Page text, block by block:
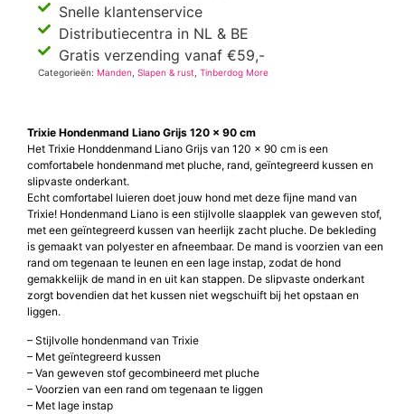
Snelle klantenservice
Distributiecentra in NL & BE
Gratis verzending vanaf €59,-
Categorieën:Manden ,Slapen & rust ,Tinberdog More
Trixie Hondenmand Liano Grijs 120 x 90 cm
Het Trixie Honddenmand Liano Grijs van 120 x 90 cm is een
comfortabele hondenmand met pluche, rand, geïntegreerd kussen en
slipvaste onderkant.
Echt comfortabel luieren doet jouw hond met deze fijne mand van
Trixie! Hondenmand Liano is een stijlvolle slaapplek van geweven stof,
met een geïntegreerd kussen van heerlijk zacht pluche. De bekleding
is gemaakt van polyester en afneembaar. De mand is voorzien van een
rand om tegenaan te leunen en een lage instap, zodat de hond
gemakkelijk de mand in en uit kan stappen. De slipvaste onderkant
zorgt bovendien dat het kussen niet wegschuift bij het opstaan en
liggen.
– Stijlvolle hondenmand van Trixie
– Met geïntegreerd kussen
– Van geweven stof gecombineerd met pluche
– Voorzien van een rand om tegenaan te liggen
– Met lage instap